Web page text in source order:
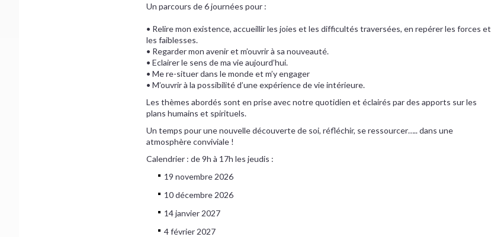
Un parcours de 6 journées pour :
• Relire mon existence, accueillir les joies et les difficultés traversées, en repérer les forces et
les faiblesses.
• Regarder mon avenir et m’ouvrir à sa nouveauté.
• Eclairer le sens de ma vie aujourd’hui.
• Me re-situer dans le monde et m’y engager
• M’ouvrir à la possibilité d’une expérience de vie intérieure.
Les thèmes abordés sont en prise avec notre quotidien et éclairés par des apports sur les
plans humains et spirituels.
Un temps pour une nouvelle découverte de soi, réfléchir, se ressourcer….. dans une
atmosphère conviviale !
Calendrier : de 9h à 17h les jeudis :
19 novembre 2026
10 décembre 2026
14 janvier 2027
4 février 2027